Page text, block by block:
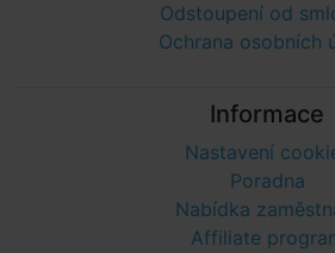
Odstoupení od
Ochrana osobních
Informace
Nastavení
Poradna
Nabídka
Affiliate